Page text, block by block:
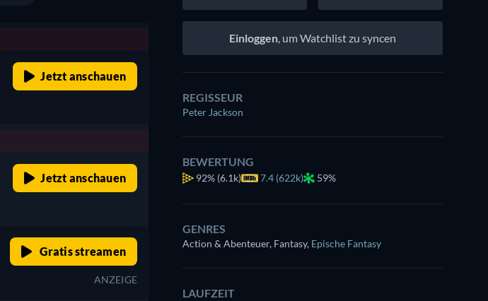
Jetzt anschauen
Jetzt anschauen
Gratis streamen
ANZEIGE
Einloggen, um Watchlist zu syncen
REGISSEUR
Peter Jackson
BEWERTUNG
92% (6.1k) 7.4 (622k) 59%
GENRES
Action & Abenteuer, Fantasy, Epische Fantasy
LAUFZEIT